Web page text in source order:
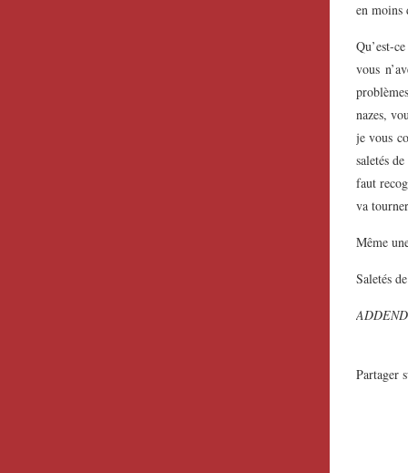
en moins
Qu’est-
vous
nazes,
je vous
saletés
faut
va
Même
Saletés
Partager